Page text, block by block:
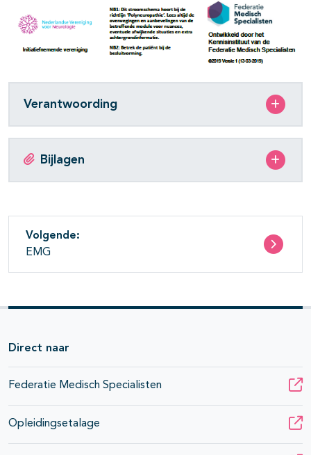
Verantwoording
Bijlagen
Volgende:
EMG
Direct naar
Federatie Medisch Specialisten
Opleidingsetalage